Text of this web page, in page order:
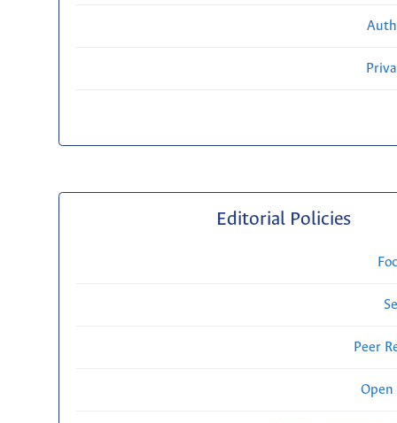
Editorial Policies
Peer
Open